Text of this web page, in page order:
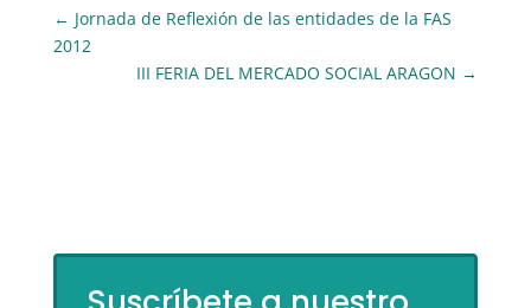
← Jornada de Reflexión de las entidades de la FAS
2012
III FERIA DEL MERCADO SOCIAL ARAGON →